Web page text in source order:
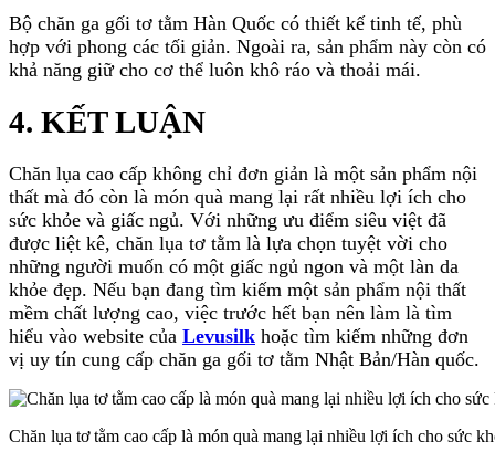
Bộ chăn ga gối tơ tằm Hàn Quốc có thiết kế tinh tế, phù
hợp với phong các tối giản. Ngoài ra, sản phẩm này còn có
khả năng giữ cho cơ thể luôn khô ráo và thoải mái.
4. KẾT LUẬN
Chăn lụa cao cấp không chỉ đơn giản là một sản phẩm nội
thất mà đó còn là món quà mang lại rất nhiều lợi ích cho
sức khỏe và giấc ngủ. Với những ưu điểm siêu việt đã
được liệt kê, chăn lụa tơ tằm là lựa chọn tuyệt vời cho
những người muốn có một giấc ngủ ngon và một làn da
khỏe đẹp. Nếu bạn đang tìm kiếm một sản phẩm nội thất
mềm chất lượng cao, việc trước hết bạn nên làm là tìm
hiểu vào website của Levusilk hoặc tìm kiếm những đơn
vị uy tín cung cấp chăn ga gối tơ tằm Nhật Bản/Hàn quốc.
Chăn lụa tơ tằm cao cấp là món quà mang lại nhiều lợi ích cho sức